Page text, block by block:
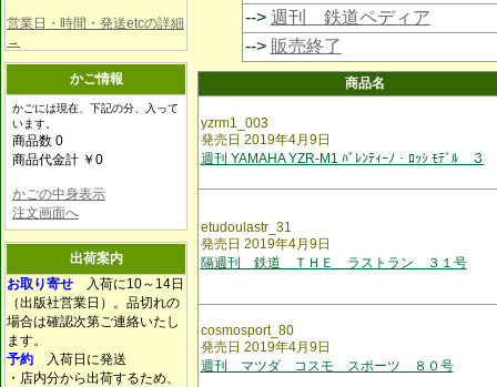
営業日・時間・発送etcの詳細
→
かご情報
かごには現在、下記の分、入って
います。
商品数 0
商品代金計 ￥0
かごの中身表示
注文画面へ
出荷案内
お取り寄せ 入荷に10～14日
（出版社営業日）。品切れの
場合は確認次第ご連絡いたし
ます。
予約 入荷日に発送
・店内分から出荷するため、
--> 週刊 鉄道ペディア
--> 販売終了
商品名
yzrm1_003
発売日 2019年4月9日
週刊 YAMAHA YZR-M1 ﾊﾞﾚﾝﾃｨｰﾉ・ﾛｯｼ ﾓﾃﾞﾙ ３
etudoulastr_31
発売日 2019年4月9日
隔週刊 鉄道 ＴＨＥ ラストラン ３１号
cosmosport_80
発売日 2019年4月9日
週刊 マツダ コスモ スポーツ ８０号